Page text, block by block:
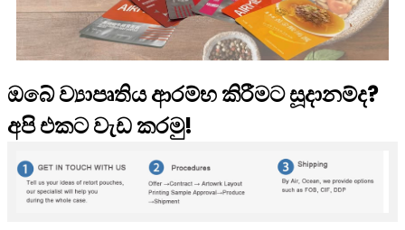
ඔබේ ව්‍යාපෘතිය ආරම්භ කිරීමට සූදානම්ද?
අපි එකට වැඩ කරමු!